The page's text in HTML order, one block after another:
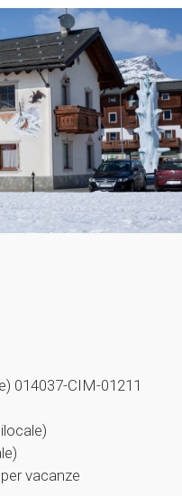
014037-CIM-01211
vacanze